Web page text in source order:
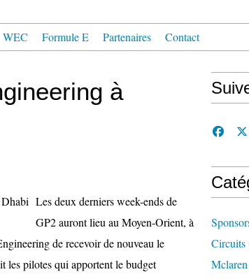
WEC Formule E Partenaires Contact
à
Les deux derniers week-ends de
GP2 auront lieu au Moyen-Orient, à
de recevoir de nouveau le
les pilotes qui apportent le budget
Circuits
Mclaren